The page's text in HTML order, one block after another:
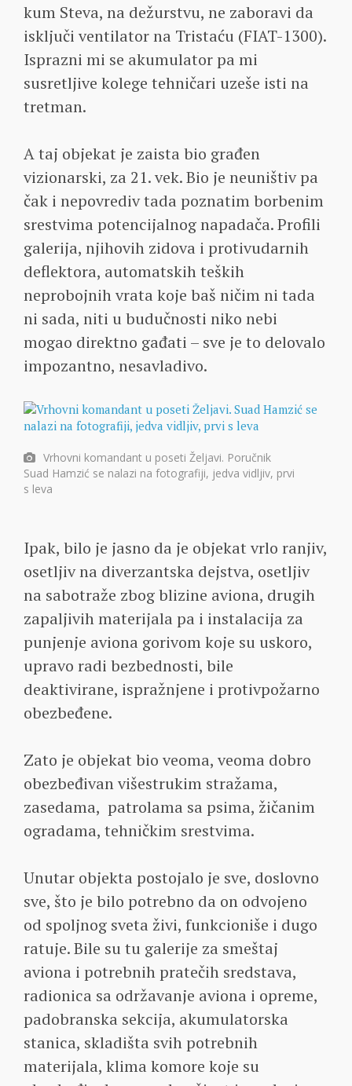
kum Steva, na dežurstvu, ne zaboravi da
isključi ventilator na Tristaću (FIAT-1300).
Isprazni mi se akumulator pa mi
susretljive kolege tehničari uzeše isti na
tretman.
A taj objekat je zaista bio građen
vizionarski, za 21. vek. Bio je neuništiv pa
čak i nepovrediv tada poznatim borbenim
srestvima potencijalnog napadača. Profili
galerija, njihovih zidova i protivudarnih
deflektora, automatskih teških
neprobojnih vrata koje baš ničim ni tada
ni sada, niti u budučnosti niko nebi
mogao direktno gađati – sve je to delovalo
impozantno, nesavladivo.
Vrhovni komandant u poseti Željavi. Poručnik
Suad Hamzić se nalazi na fotografiji, jedva vidljiv, prvi
s leva
Ipak, bilo je jasno da je objekat vrlo ranjiv,
osetljiv na diverzantska dejstva, osetljiv
na sabotraže zbog blizine aviona, drugih
zapaljivih materijala pa i instalacija za
punjenje aviona gorivom koje su uskoro,
upravo radi bezbednosti, bile
deaktivirane, ispražnjene i protivpožarno
obezbeđene.
Zato je objekat bio veoma, veoma dobro
obezbeđivan višestrukim stražama,
zasedama, patrolama sa psima, žičanim
ogradama, tehničkim srestvima.
Unutar objekta postojalo je sve, doslovno
sve, što je bilo potrebno da on odvojeno
od spoljnog sveta živi, funkcioniše i dugo
ratuje. Bile su tu galerije za smeštaj
aviona i potrebnih pratečih sredstava,
radionica sa održavanje aviona i opreme,
padobranska sekcija, akumulatorska
stanica, skladišta svih potrebnih
materijala, klima komore koje su